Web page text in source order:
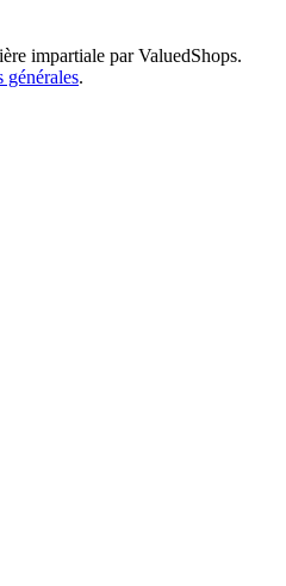
impartiale parValuedShops.
générales.